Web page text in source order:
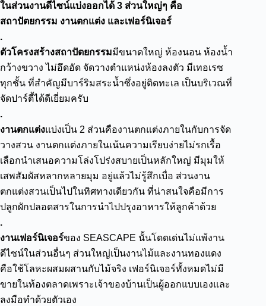
ในส่วนงานดีไซน์แบ่งออกได้ 3 ส่วนใหญ่ๆ คือ
สถาปัตยกรรม งานตกแต่ง และเฟอร์นิเจอร์
.
ตัวโครงสร้างสถาปัตยกรรมมีขนาดใหญ่ ห้องนอน ห้องน้ำ
กว้างขวาง ไม่อึดอัด จัดวางตำแหน่งห้องลงตัว มีเทอเรซ
ทุกชั้น ที่สำคัญมีบาร์ริมสระน้ำซึ่งอยู่ติดทะเล เป็นบริเวณที่
จัดปาร์ตี้ได้ดีเยี่ยมครับ
.
งานตกแต่งแบ่งเป็น 2 ส่วนคืองานตกแต่งภายในกับการจัด
วางสวน งานตกแต่งภายในเน้นความเรียบง่ายไม่รกเรื้อ
เลือกนำเสนอความโล่งโปร่งสบายเป็นหลักใหญ่ มีมุมให้
เสพสัมผัสหลากหลายมุม อยู่แล้วไม่รู้สึกเบื่อ ส่วนงาน
ตกแต่งสวนเป็นไปในทิศทางเดียวกัน ที่น่าสนใจคือมีการ
ปลูกผักปลอดสารในการนำไปปรุงอาหารให้ลูกค้าด้วย
.
งานเฟอร์นิเจอร์ของ SEASCAPE นั้นโดดเด่นไม่แพ้งาน
ดีไซน์ในส่วนอื่นๆ ส่วนใหญ่เป็นงานไม้และงานทองแดง
คือใช้โลหะผสมผสานกับไม้จริง เฟอร์นิเจอร์ทั้งหมดไม่มี
ขายในท้องตลาดเพราะเจ้าของบ้านเป็นผู้ออกแบบเองและ
ลงมือทำด้วยตัวเอง